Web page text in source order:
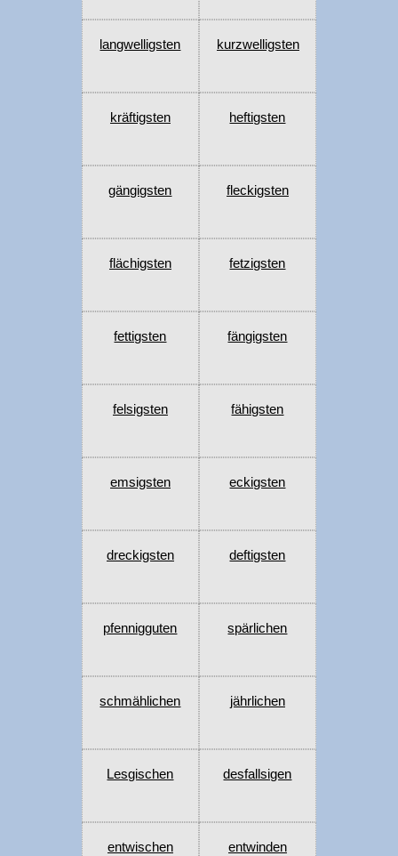
langwelligsten kurzwelligsten
kräftigsten heftigsten
gängigsten fleckigsten
flächigsten fetzigsten
fettigsten fängigsten
felsigsten fähigsten
emsigsten eckigsten
dreckigsten deftigsten
pfennigguten spärlichen
schmählichen jährlichen
Lesgischen desfallsigen
entwischen entwinden